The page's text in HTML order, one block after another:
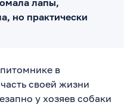
но практически
в
своей жизни
у хозяев собаки